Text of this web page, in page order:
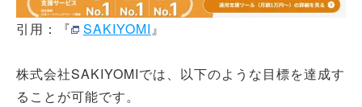
引用：『 SAKIYOMI』
株式会社SAKIYOMIでは、以下のような目標を達成す
ることが可能です。